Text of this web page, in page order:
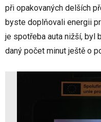
při opakovaných delších
byste doplňovali energii
je spotřeba auta nižší, byl
daný počet minut ještě o